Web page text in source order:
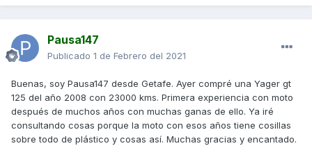
Pausa147
Publicado 1 de Febrero del 2021
Buenas, soy Pausa147 desde Getafe. Ayer compré una Yager gt
125 del año 2008 con 23000 kms. Primera experiencia con moto
después de muchos años con muchas ganas de ello. Ya iré
consultando cosas porque la moto con esos años tiene cosillas
sobre todo de plástico y cosas así. Muchas gracias y encantado.